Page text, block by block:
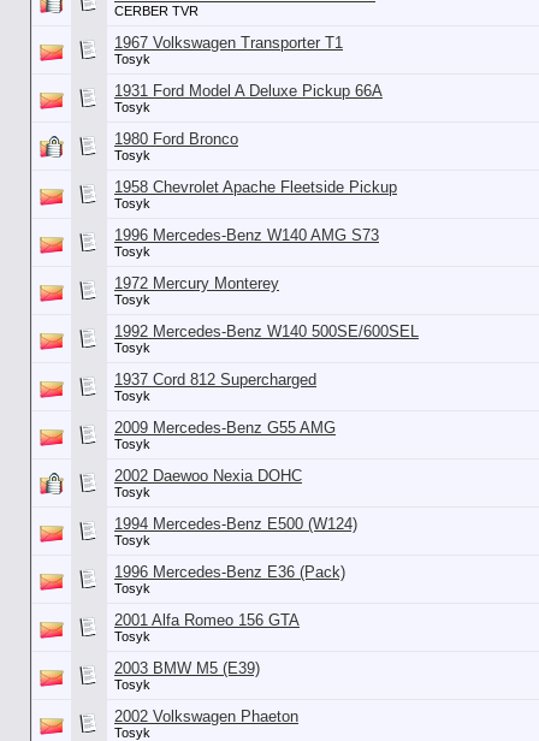
CERBER TVR
1967 Volkswagen Transporter T1
Tosyk
1931 Ford Model A Deluxe Pickup 66A
Tosyk
1980 Ford Bronco
Tosyk
1958 Chevrolet Apache Fleetside Pickup
Tosyk
1996 Mercedes-Benz W140 AMG S73
Tosyk
1972 Mercury Monterey
Tosyk
1992 Mercedes-Benz W140 500SE/600SEL
Tosyk
1937 Cord 812 Supercharged
Tosyk
2009 Mercedes-Benz G55 AMG
Tosyk
2002 Daewoo Nexia DOHC
Tosyk
1994 Mercedes-Benz E500 (W124)
Tosyk
1996 Mercedes-Benz E36 (Pack)
Tosyk
2001 Alfa Romeo 156 GTA
Tosyk
2003 BMW M5 (E39)
Tosyk
2002 Volkswagen Phaeton
Tosyk